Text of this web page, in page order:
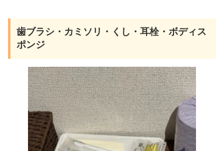
歯ブラシ・カミソリ・くし・耳栓・ボディス
ポンジ